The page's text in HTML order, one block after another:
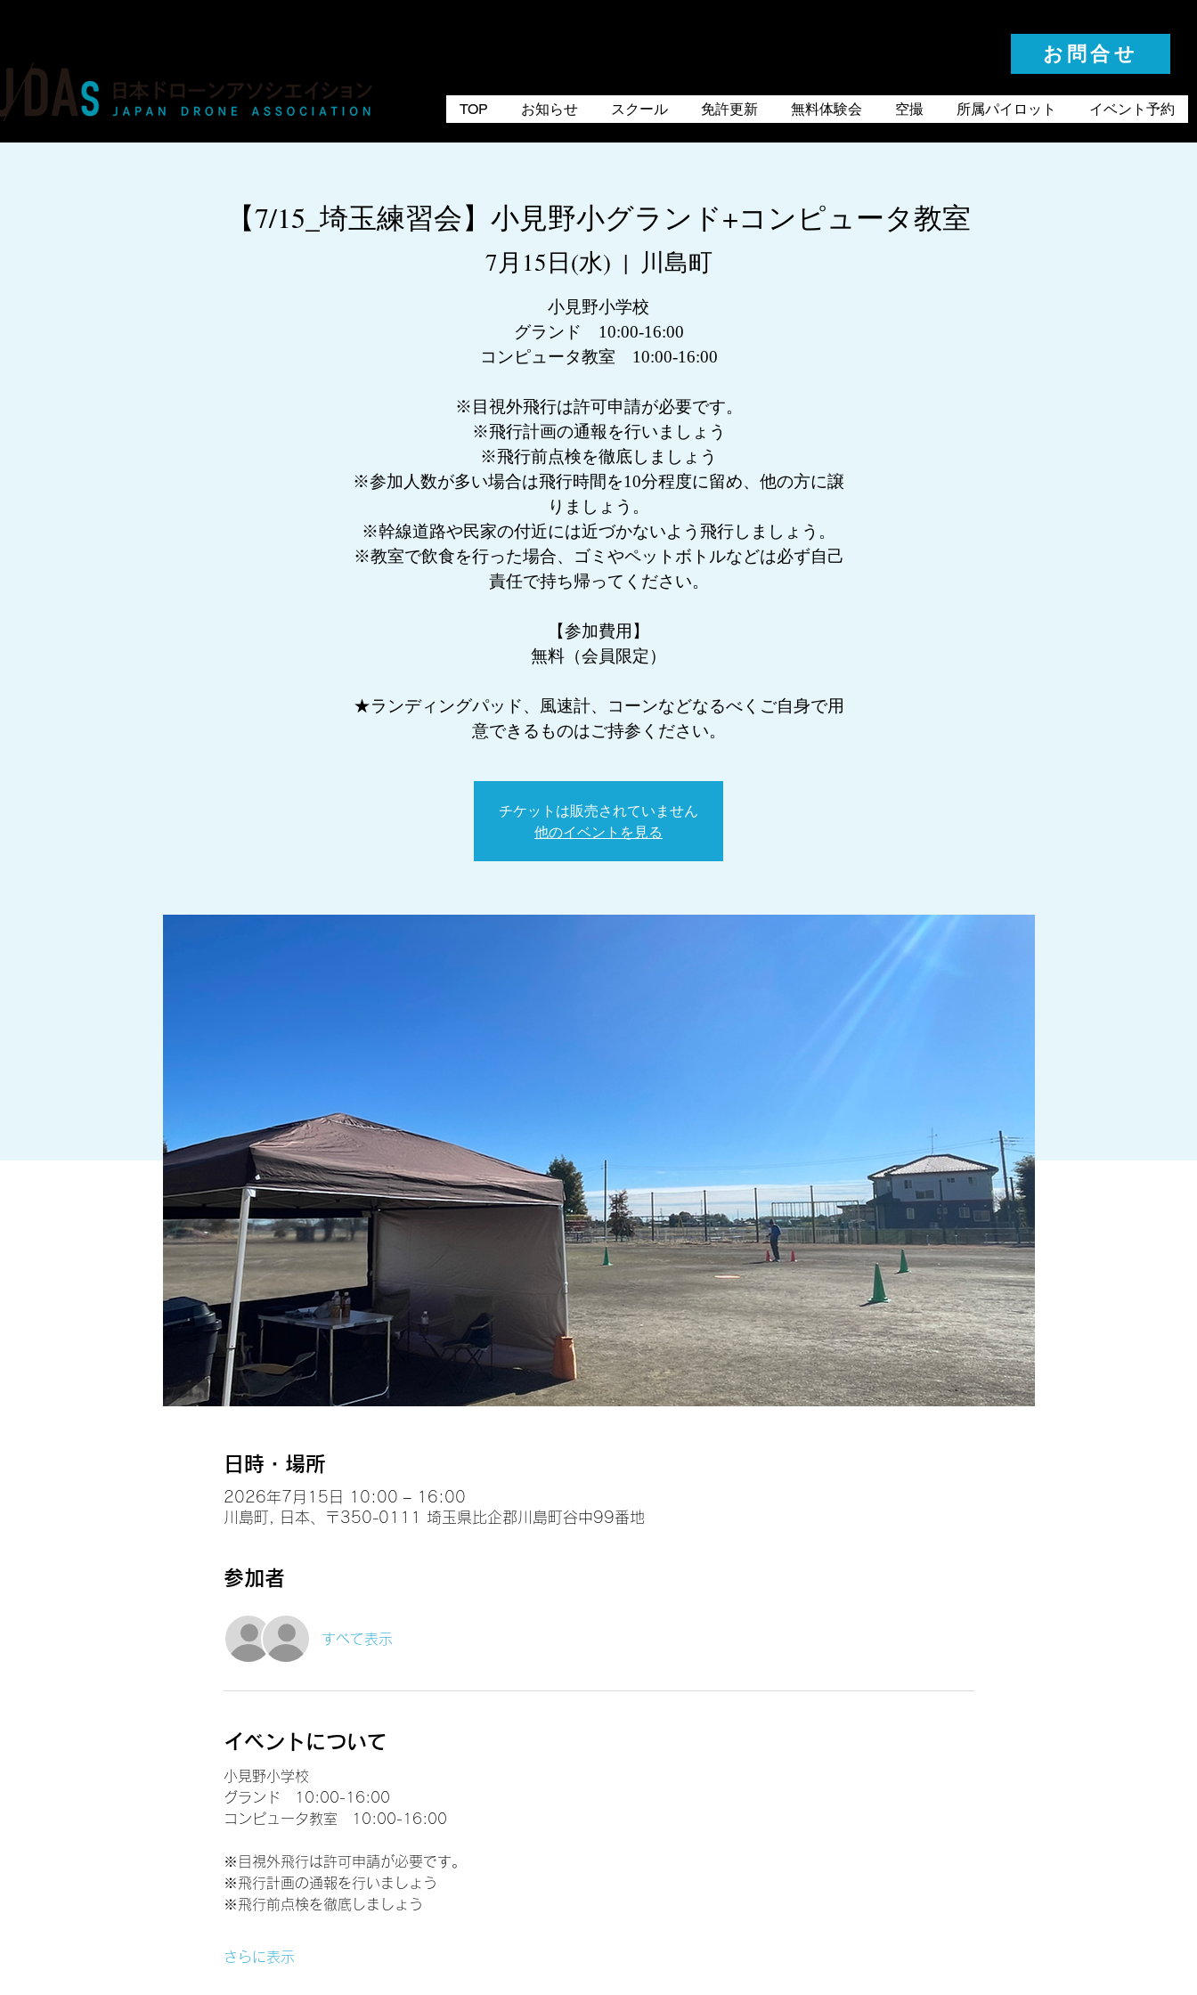
お問合せ
TOP お知らせ スクール 免許更新 無料体験会 空撮 所属パイロット イベント予約
【7/15_埼玉練習会】小見野小グランド+コンピュータ教室
7月15日(水)
  |
川島町
小見野小学校
グランド 10:00-16:00
コンピュータ教室 10:00-16:00
※目視外飛行は許可申請が必要です。
※飛行計画の通報を行いましょう
※飛行前点検を徹底しましょう
※参加人数が多い場合は飛行時間を10分程度に留め、他の方に譲
りましょう。
※幹線道路や民家の付近には近づかないよう飛行しましょう。
※教室で飲食を行った場合、ゴミやペットボトルなどは必ず自己
責任で持ち帰ってください。
【参加費用】
無料（会員限定）
★ランディングパッド、風速計、コーンなどなるべくご自身で用
意できるものはご持参ください。
チケットは販売されていません
他のイベントを見る
日時・場所
2026年7月15日 10:00 – 16:00
川島町, 日本、〒350-0111 埼玉県比企郡川島町谷中99番地
参加者
すべて表示
イベントについて
小見野小学校
グランド　10:00-16:00
コンピュータ教室　10:00-16:00
※目視外飛行は許可申請が必要です。
※飛行計画の通報を行いましょう
※飛行前点検を徹底しましょう
さらに表示